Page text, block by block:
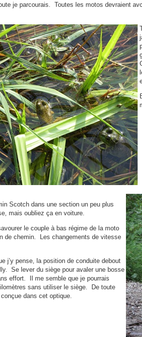
je parcourais. Toutes les motos devraient
Scotch dans une section un peu plus
mais oubliez ça en voiture.
le couple à bas régime de la moto
de chemin. Les changements de vitesse
j’y pense, la position de conduite debout
Se lever du siège pour avaler une bosse
effort. Il me semble que je pourrais
sans utiliser le siège. De toute
dans cet optique.